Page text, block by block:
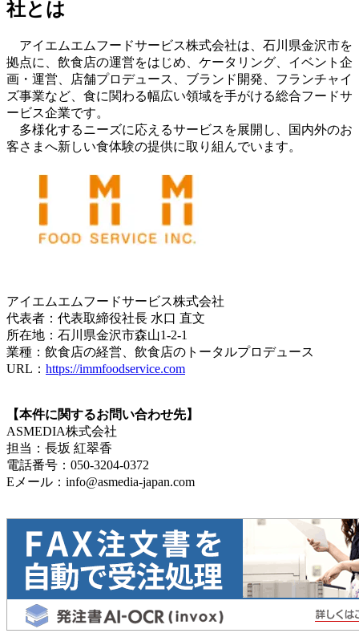
社とは
アイエムエムフードサービス株式会社は、石川県金沢市を
拠点に、飲食店の運営をはじめ、ケータリング、イベント企
画・運営、店舗プロデュース、ブランド開発、フランチャイ
ズ事業など、食に関わる幅広い領域を手がける総合フードサ
ービス企業です。
多様化するニーズに応えるサービスを展開し、国内外のお
客さまへ新しい食体験の提供に取り組んでいます。
アイエムエムフードサービス株式会社
代表者：代表取締役社長 水口 直文
所在地：石川県金沢市森山1-2-1
業種：飲食店の経営、飲食店のトータルプロデュース
URL： https://immfoodservice.com
【本件に関するお問い合わせ先】
ASMEDIA株式会社
担当：長坂 紅翠香
電話番号：050-3204-0372
Eメール：info@asmedia-japan.com